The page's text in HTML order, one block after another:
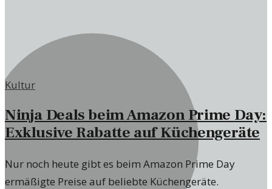
Kultur
Ninja Deals beim Amazon Prime Day:
Exklusive Rabatte auf Küchengeräte
Nur noch heute gibt es beim Amazon Prime Day
ermäßigte Preise auf beliebte Küchengeräte.